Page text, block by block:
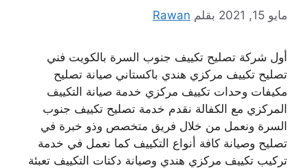
مايو 15, 2021 بقلم Rawan
أول شركة تصليح تكييف جنوب السرة بالكويت فني
تصليح تكييف مركزي هندي باكستاني صيانة تصليح
مكيفات وحدات تكييف مركزي خدمة صيانة التكييف
المركزي مع الكفالة نقدم خدمة تصليح تكييف جنوب
السرة ونعمل من خلال فريق متخصص وذو خبرة في
تصليح وصيانة كافة أنواع التكييف كما نعمل في خدمة
تركيب تكييف مركزي هندي وصيانة دكتات التكييف تعبئة